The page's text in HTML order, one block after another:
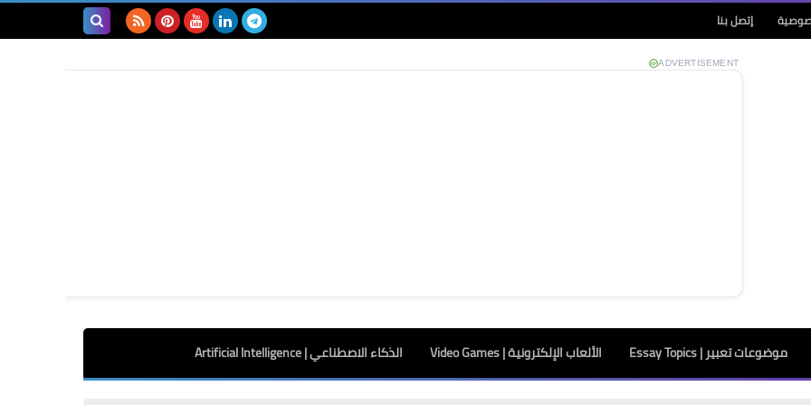
إتصل بنا
ADVERTISEMENT
موضوعات تعبير | Essay Topics الألعاب الإلكترونية | Video Games الذكاء الاصطناعي | Artificial Intelligence